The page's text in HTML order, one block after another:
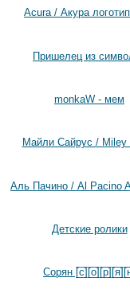
Acura / Акура
Пришелец из
monkaW - мем
Майли Сайрус / Miley
Аль Пачино / Al Pacino
Детские ролики
Сорян